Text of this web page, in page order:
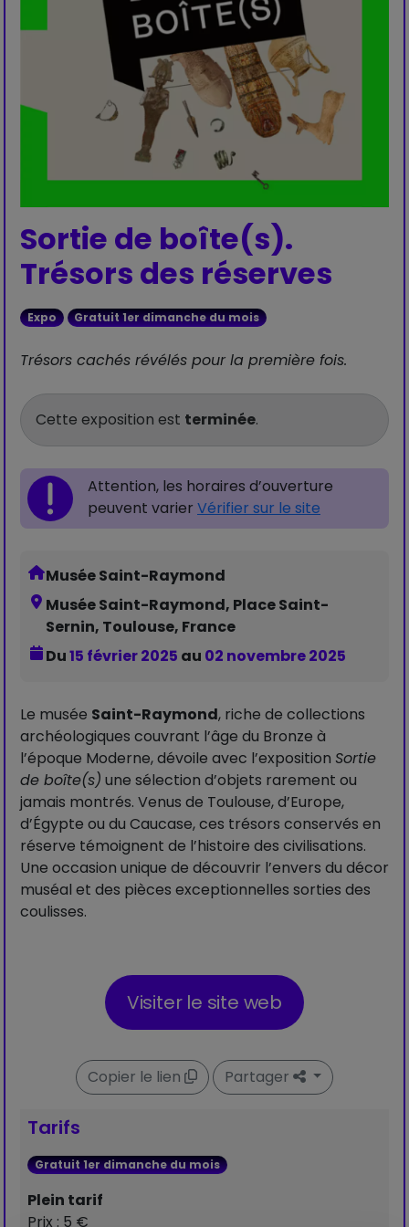
Tarifs
Gratuit 1er dimanche du mois
Plein tarif
Prix : 5 €
Sortie de boîte(s).
Trésors des réserves
Expo Gratuit 1er dimanche du mois
Trésors cachés révélés pour la première fois.
Cette exposition est terminée.
Attention, les horaires d’ouverture
peuvent varier Vérifier sur le site
Musée Saint-Raymond
Musée Saint-Raymond, Place Saint-
Sernin, Toulouse, France
Du15 février 2025 au 02 novembre 2025
Le musée Saint-Raymond, riche de collections
archéologiques couvrant l’âge du Bronze à
l’époque Moderne, dévoile avec l’exposition Sortie
de boîte(s) une sélection d’objets rarement ou
jamais montrés. Venus de Toulouse, d’Europe,
d’Égypte ou du Caucase, ces trésors conservés en
réserve témoignent de l’histoire des civilisations.
Une occasion unique de découvrir l’envers du décor
muséal et des pièces exceptionnelles sorties des
coulisses.
Visiter le site web
Copier le lien Partager